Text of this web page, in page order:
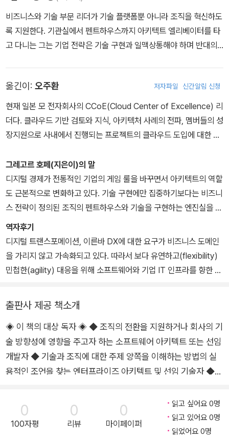
비즈니스와 기술 부문 리더가 기술 플랫폼뿐 아니라 조직을 혁신하도
록 지원한다. 기관실에서 펜트하우스까지 아키텍트 엘리베이터를 타
고 다니는 그는 기업 전략은 기술 구현과 일맥상통해야 하며 반대의
석 아키텍트를 역임했으며 글로벌 데이터 센터의 통합 아키텍처를 감
독하고 최초의 프라이빗 클라우드 소프트웨어 배포 플랫폼을 제공하
는 데 기여했다. 디지털 네이티브 기업과 기존의 엔터프라이즈 IT 양
쪽의 경험을 가진 그는 이러한 조직이 매일같이 부딪히는 IT 혁신의
할 수 있었다. 또한 비동기 메시징 솔루션의 참고서로 널리 인용되는
책 『기업 통합 패턴』(에이콘, 2014)의 공동 저자로도 알려져 있다.
그의 기사는 조엘 스폴스키(Joel Spolsky)가 소개한 『조엘이 엄선
한 소프트웨어 블로그 베스트 29선』(에이콘, 2006)과 리처드 먼슨-
야 할 97가지』(지앤선, 2011) 등 수많은 출판물을 통해 알려져 있다.
옮긴이: 오주환 저자파일 신간알림 신청
현재 일본 모 전자회사의 CCoE(Cloud Center of Excellence) 리
더다. 클라우드 기반 검토와 지식, 아키텍처 사례의 전파, 멤버들의 성
장지원으로 사내에서 진행되는 프로젝트의 클라우드 도입에 대한 허
임. 아직 경험하지 못한 것에 도전하기를 즐긴다. 최근에는 러시아 H
SE의 데이터 사이언스 석사과정, 딸아이의 동네 친구들과 친분 쌓기
를 병행하고 있으며 다양한 경험과 배움으로 삶의 자유도를 높이는
일에 관심이 있다.
그레고르 호페(지은이)의 말
디지털 경제가 전통적인 기업의 게임 룰을 바꾸면서 아키텍트의 역할
도 근본적으로 변화하고 있다. 기술 구현에만 집중하기보다는 비즈니
스 전략이 정의된 조직의 펜트하우스와 기술을 구현하는 엔진실을 연
결해야 한다. 두 영역이 연결돼야 비로소 IT가 코스트 센터에서 경쟁
력 있는 디지털 무기로 그 역할을 바꿀 수 있다. 한 조직의 층에서 다
음 층으로 걸어 올라가서 연결한다면 제대로 작동하지 않을 것이다.
대신 현대적인 아키텍트는 보다 빠른 길을 택해 기존의 구조물을 우
운 관점을 받아들이고, 다양한 수준의 아키텍트가 엘리베이터를 타고
조직과 기술을 조정하며 지속적인 변화에 영향을 미칠 수 있도록 도
울 것이다.
역자후기
디지털 트랜스포메이션, 이른바 DX에 대한 요구가 비즈니스 도메인
을 가리지 않고 가속화되고 있다. 따라서 보다 유연하고(flexibility)
민첩한(agility) 대응을 위해 소프트웨어와 기업 IT 인프라를 향한 눈
해서 소프트웨어 아키텍처와 아키텍트에게 시장의 관심이 쏠리고 있
다.
기업의 아키텍트 조직 매니저로 일하는 동안, 많은 사람이 소프트웨
어 아키텍처가 무엇이며 어떤 역할을 하는지 이해하는 데 비해 아키
텍트에 대해서는 서로 다른 이미지를 갖고 있음에 의아했던 기억이
있다. 흔히 솔루션 아키텍트로 불리며 주로 자신이 속한 벤더 측의 지
이 책에서는 위와 같은 역할에 대한 이해를 돕는 한편, 큰 조직 내의
비즈니스와 기술 부문 사이에서 나타나기 쉬운 인식의 차이를 소개한
출판사 제공 책소개
◈ 이 책의 대상 독자 ◈ ◆ 조직의 전환을 지원하거나 회사의 기
술 방향성에 영향을 주고자 하는 소프트웨어 아키텍트 또는 선임
개발자 ◆ 기술과 조직에 대한 주제 양쪽을 이해하는 방법의 실
용적인 조언을 찾는 엔터프라이즈 아키텍트 및 선임 기술자 ◆
선임 테크니컬 아키텍트 ◆ 대규모 전환 과정에서 효과가 있는
것과 기대하기 힘든 것이 무엇인지 배우고자 하는 IT 관리자 ◈
이 책의 구성 ◈ 이 책은 대규모 IT 전환 과정을 지원하는 아키텍
0
100자평
0
리뷰
0
마이페이퍼
읽고 싶어요 0명
읽고 있어요 0명
읽었어요 0명